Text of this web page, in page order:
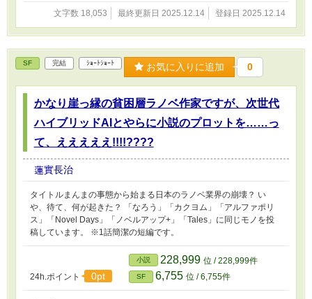
生成AIの動作を直感的に理解し易い」ものになっているかもしれま
せんが、あくまでも実際の生成AIの内部状態・内部処理とは異なり
稿しています。
文字数 18,053 最終更新日 2025.12.14 登録日 2025.12.14
SF 完結 ｼｮｰﾄｼｮｰﾄ お気に入りに追加 0
かなり崖っ縁の貧困層ラノベ作家ですが、次世代
ハイブリッドAIとやらに小説のプロットを……っ
て、えええええ!!!!????
蓮實長治
タイトルまんまの事態から始まる日本のラノベ業界の崩壊？ い
や、待て、何が起きた？ 「なろう」「カクヨム」「アルファポリ
ス」「Novel Days」「ノベルアップ+」「Tales」に同じモノを投
稿しています。 ※1話簡潔の短編です。
24h.ポイント 0pt
小説 228,999 位 / 228,999件
SF 6,755 位 / 6,755件